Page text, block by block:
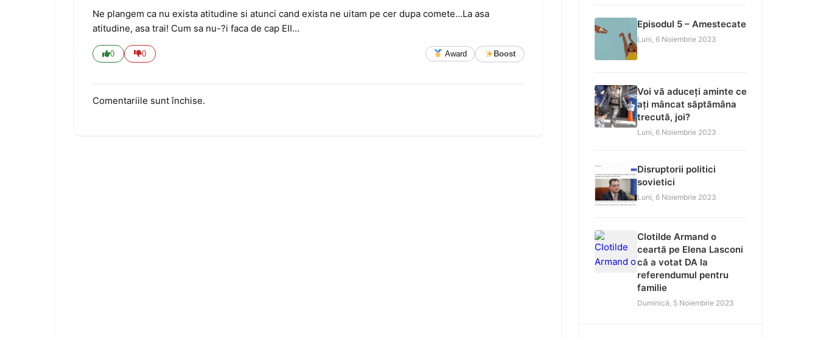
Ne plangem ca nu exista atitudine si atunci cand exista ne uitam pe cer dupa comete…La asa
atitudine, asa trai! Cum sa nu-?i faca de cap EII…
0 0 Award Boost
Comentariile sunt închise.
Episodul 5 – Amestecate
Luni, 6 Noiembrie 2023
Voi vă aduceți aminte ce
ați mâncat săptămâna
trecută, joi?
Luni, 6 Noiembrie 2023
Disruptorii politici
sovietici
Luni, 6 Noiembrie 2023
Clotilde Armand o
ceartă pe Elena Lasconi
că a votat DA la
referendumul pentru
familie
Duminică, 5 Noiembrie 2023